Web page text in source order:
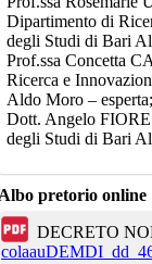
Dipartimento di
degli Studi di Bari
Prof.ssa Concetta
Ricerca e
Aldo Moro – esperta;
Dott. Angelo FIORE
degli Studi di Bari
pretorio online
DECRETO